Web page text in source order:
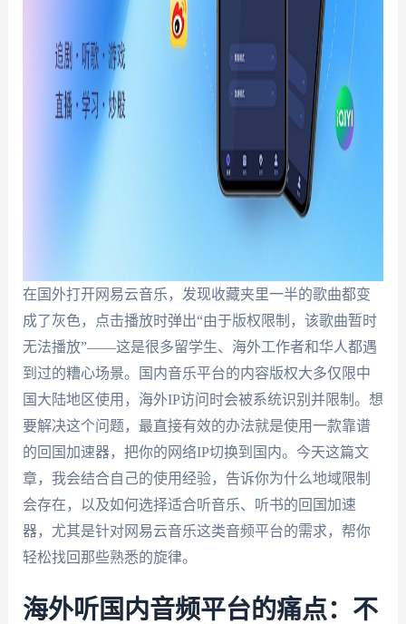
在国外打开网易云音乐，发现收藏夹里一半的歌曲都变
成了灰色，点击播放时弹出“由于版权限制，该歌曲暂时
无法播放”——这是很多留学生、海外工作者和华人都遇
到过的糟心场景。国内音乐平台的内容版权大多仅限中
国大陆地区使用，海外IP访问时会被系统识别并限制。想
要解决这个问题，最直接有效的办法就是使用一款靠谱
的回国加速器，把你的网络IP切换到国内。今天这篇文
章，我会结合自己的使用经验，告诉你为什么地域限制
会存在，以及如何选择适合听音乐、听书的回国加速
器，尤其是针对网易云音乐这类音频平台的需求，帮你
轻松找回那些熟悉的旋律。
海外听国内音频平台的痛点：不